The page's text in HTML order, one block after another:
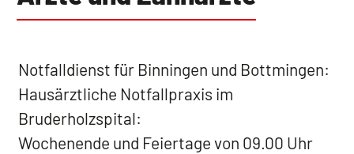
Notfalldienst für Binningen und Bottmingen:
Hausärztliche Notfallpraxis im
Bruderholzspital:
Wochenende und Feiertage von 09.00 Uhr